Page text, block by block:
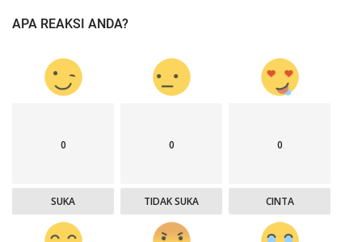
APA REAKSI ANDA?
0
SUKA
0
TIDAK SUKA
0
CINTA